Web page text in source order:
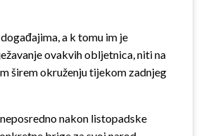
a k tomu im je
ovakvih obljetnica, niti na
širem okruženju tijekom zadnjeg
nakon listopadske